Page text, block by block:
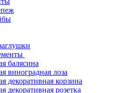
балясина
виноградная лоза
декоративная корзина
декоративная розетка